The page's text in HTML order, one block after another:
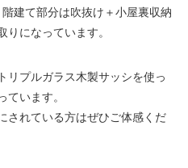
建て部分は吹抜け＋小屋裏収納
りになっています。
リプルガラス木製サッシを使っ
ています。
されている方はぜひご体感くだ